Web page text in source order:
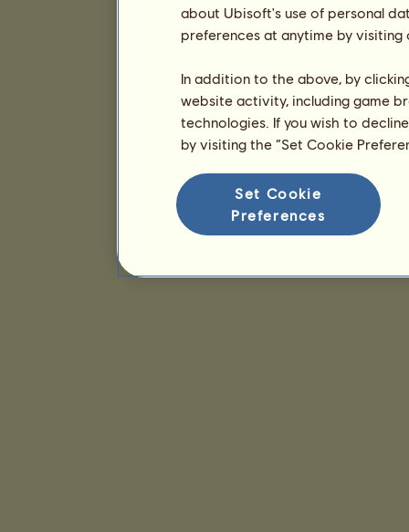
about Ubisoft's use of personal
preferences at anytime by
In addition to the above, by
website activity, including game
technologies. If you wish to
by visiting the “Set Cookie
Set Cookie
Preferences